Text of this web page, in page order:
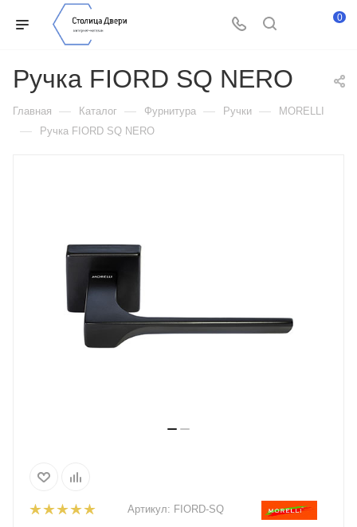
0
Ручка FIORD SQ NERO
Главная — Каталог — Фурнитура — Ручки — MORELLI
— Ручка FIORD SQ NERO
Артикул: FIORD-SQ